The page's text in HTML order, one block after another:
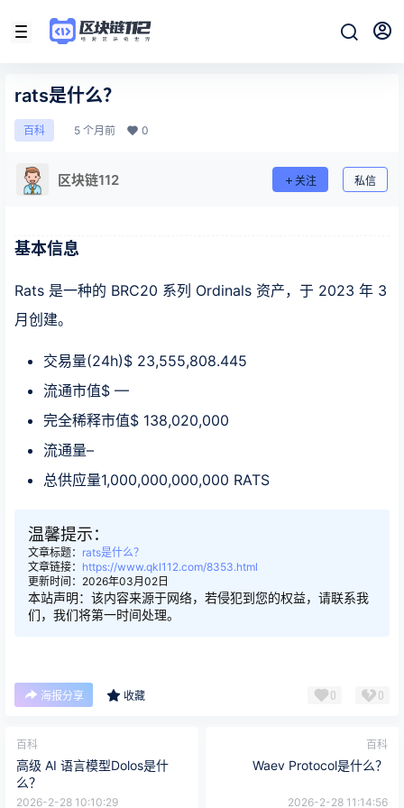
rats是什么？
百科 5 个月前 0
区块链112 关注 私信
基本信息
Rats 是一种的 BRC20 系列 Ordinals 资产，于 2023 年 3
月创建。
交易量(24h)$ 23,555,808.445
流通市值$ —
完全稀释市值$ 138,020,000
流通量–
总供应量1,000,000,000,000 RATS
温馨提示：
文章标题： rats是什么？
文章链接： https://www.qkl112.com/8353.html
更新时间：2026年03月02日
本站声明：该内容来源于网络，若侵犯到您的权益，请联系我
们，我们将第一时间处理。
海报分享 收藏 0 0
百科
高级 AI 语言模型Dolos是什
么？
2026-2-28 10:10:29
百科
Waev Protocol是什么？
2026-2-28 11:14:56